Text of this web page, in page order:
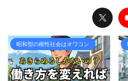
昭和型の根性社会はオワコン